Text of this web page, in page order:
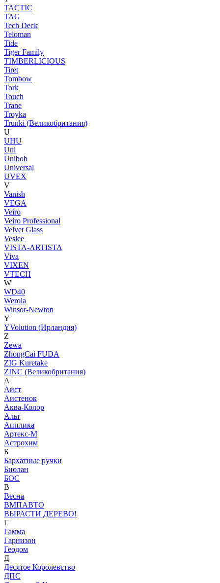
TACTIC
TAG
Tech Deck
Teloman
Tide
Tiger Family
TIMBERLICIOUS
Tiret
Tombow
Tork
Touch
Trane
Troyka
Trunki (Великобритания)
U
UHU
Uni
Unibob
Universal
UVEX
V
Vanish
VEGA
Veiro
Veiro Professional
Velvet Glass
Veslee
VISTA-ARTISTA
Viva
VIXEN
VTECH
W
WD40
Werola
Winsor-Newton
Y
YVolution (Ирландия)
Z
Zewa
ZhongCai FUDA
ZIG Kuretake
ZINC (Великобритания)
А
Аист
Аистенок
Аква-Колор
Альт
Апплика
Артекс-М
Астрохим
Б
Бархатные ручки
Биолан
БОС
В
Весна
ВМПАВТО
ВЫРАСТИ ДЕРЕВО!
Г
Гамма
Гарнизон
Геодом
Д
Десятое Королевство
ДПС